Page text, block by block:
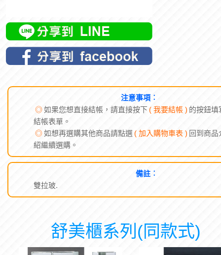
注意事項︰
◎如果您想直接結帳，請直接按下 ( 我要結帳 ) 的按鈕填
結帳表單。
◎如想再選購其他商品請點選 ( 加入購物車表 ) 回到商品
紹繼續選購。
備註︰
雙拉玻.
舒美櫃系列(同款式)